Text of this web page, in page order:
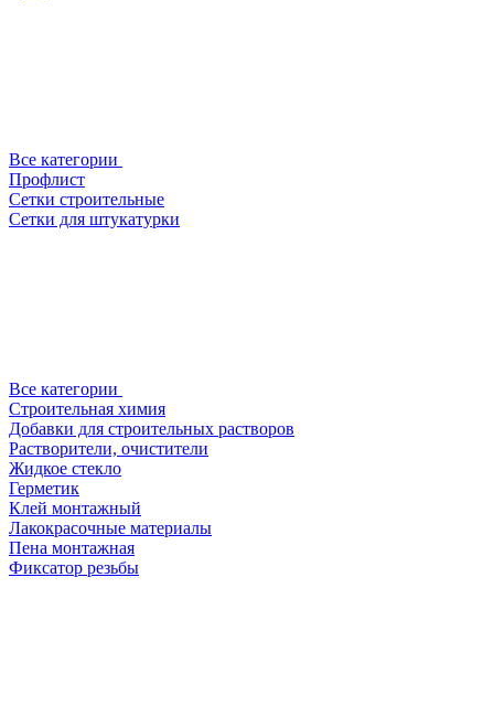
Все категории
Профлист
Сетки строительные
Сетки для штукатурки
Все категории
Строительная химия
Добавки для строительных растворов
Растворители, очистители
Жидкое стекло
Герметик
Клей монтажный
Лакокрасочные материалы
Пена монтажная
Фиксатор резьбы